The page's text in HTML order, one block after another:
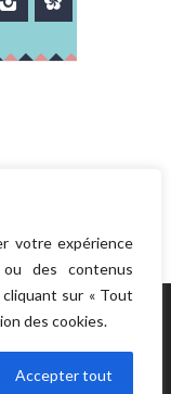
votre expérience
des contenus
sur « Tout
des cookies.
Accepter tout
BY